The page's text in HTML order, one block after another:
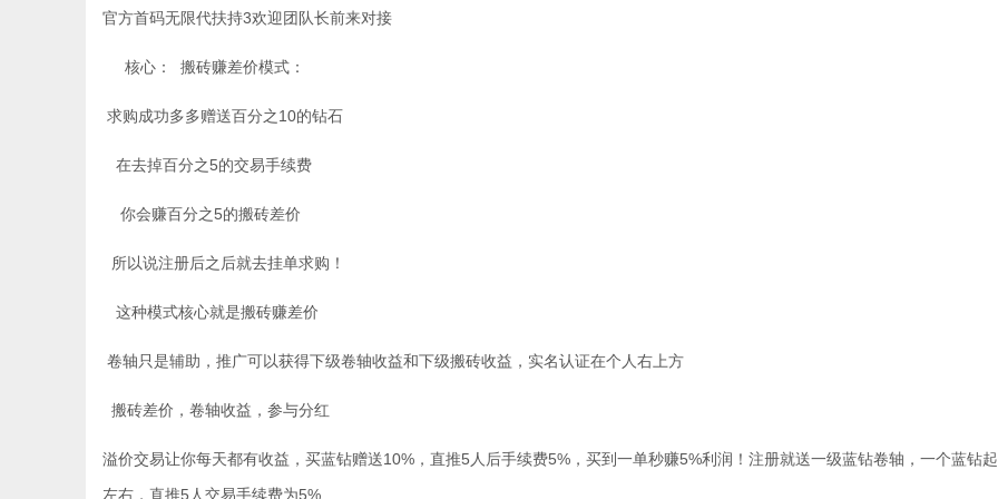
官方首码无限代扶持3欢迎团队长前来对接
核心： 搬砖赚差价模式：
求购成功多多赠送百分之10的钻石
在去掉百分之5的交易手续费
你会赚百分之5的搬砖差价
所以说注册后之后就去挂单求购！
这种模式核心就是搬砖赚差价
卷轴只是辅助，推广可以获得下级卷轴收益和下级搬砖收益，实名认证在个人右上方
搬砖差价，卷轴收益，参与分红
溢价交易让你每天都有收益，买蓝钻赠送10%，直推5人后手续费5%，买到一单秒赚5%利润！注册就送一级蓝钻卷轴，一个蓝钻
左右，直推5人交易手续费为5%